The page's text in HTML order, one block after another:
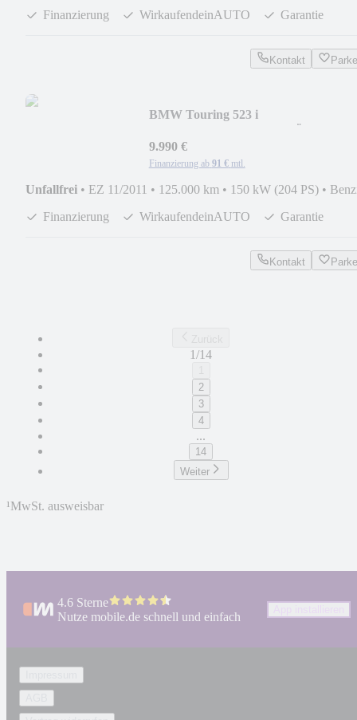
Finanzierung WirkaufendeinAUTO Garantie
Kontakt
BMW Touring 523 i
9.990 €
Finanzierung ab 91 € mtl.
Unfallfrei • EZ 11/2011 • 125.000 km • 150 kW (204 PS) •
Finanzierung
WirkaufendeinAUTO Garantie
Kontakt
1/14
2
3
4
...
14
Weiter
¹MwSt. ausweisbar
4.6 Sterne
Nutze mobile.de schnell und einfach